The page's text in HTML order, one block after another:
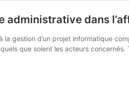
administrative dans
la gestion d’un projet infor­ma­tique
que soient les acteurs